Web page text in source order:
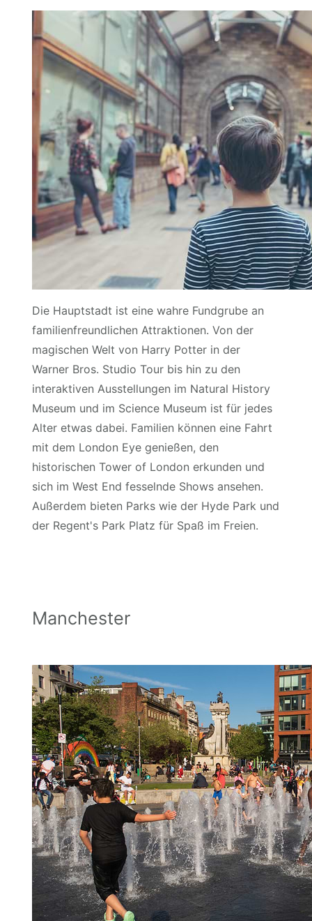
Die Hauptstadt ist eine wahre Fundgrube an
familienfreundlichen Attraktionen. Von der
magischen Welt von Harry Potter in der
Warner Bros. Studio Tour bis hin zu den
interaktiven Ausstellungen im Natural History
Museum und im Science Museum ist für jedes
Alter etwas dabei. Familien können eine Fahrt
mit dem London Eye genießen, den
historischen Tower of London erkunden und
sich im West End fesselnde Shows ansehen.
Außerdem bieten Parks wie der Hyde Park und
der Regent's Park Platz für Spaß im Freien.
Manchester